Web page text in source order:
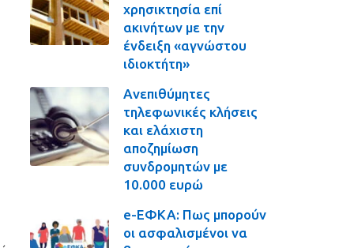
χρησικτησία επί
ακινήτων με την
ένδειξη «αγνώστου
ιδιοκτήτη»
Ανεπιθύμητες
τηλεφωνικές κλήσεις
και ελάχιστη
αποζημίωση
συνδρομητών με
10.000 ευρώ
e-ΕΦΚΑ: Πως μπορούν
οι ασφαλισμένοι να